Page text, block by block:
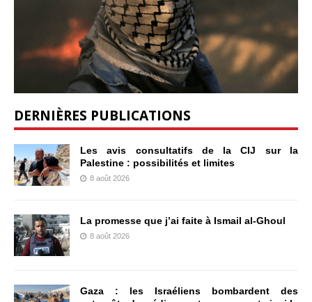
DERNIÈRES PUBLICATIONS
Les avis consultatifs de la CIJ sur la
Palestine : possibilités et limites
8 août 2026
La promesse que j’ai faite à Ismail al-Ghoul
8 août 2026
Gaza : les Israéliens bombardent des